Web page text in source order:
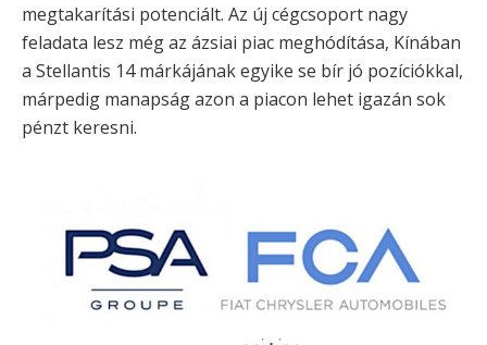
megtakarítási potenciált. Az új cégcsoport nagy
feladata lesz még az ázsiai piac meghódítása, Kínában
a Stellantis 14 márkájának egyike se bír jó pozíciókkal,
márpedig manapság azon a piacon lehet igazán sok
pénzt keresni.